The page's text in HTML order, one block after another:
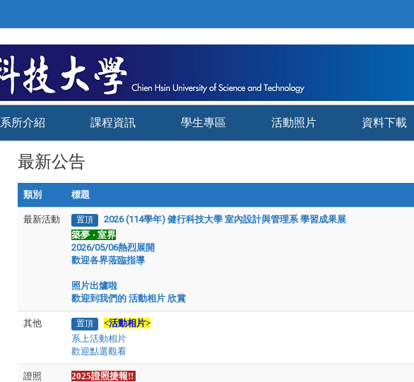
系所介紹 課程資訊 學生專區 活動照片 資料下載
最新公告
類別 標題
最新活動 置頂
2026 (114學年) 健行科技大學 室內設計與管理系 學習成果展
築夢 ‧ 室界
2026/05/06熱烈展開
歡迎各界蒞臨指導
照片出爐啦
歡迎到我們的 活動相片 欣賞
其他 置頂
<活動相片>
系上活動相片
歡迎點選觀看
證照
2025證照捷報!!